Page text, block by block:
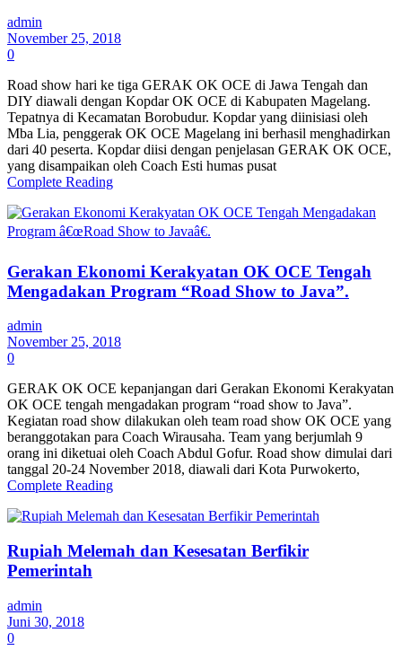
admin
November 25, 2018
0
Road show hari ke tiga GERAK OK OCE di Jawa Tengah dan
DIY diawali dengan Kopdar OK OCE di Kabupaten Magelang.
Tepatnya di Kecamatan Borobudur. Kopdar yang diinisiasi oleh
Mba Lia, penggerak OK OCE Magelang ini berhasil menghadirkan
dari 40 peserta. Kopdar diisi dengan penjelasan GERAK OK OCE,
yang disampaikan oleh Coach Esti humas pusat
Complete Reading
Gerakan Ekonomi Kerakyatan OK OCE Tengah
Mengadakan Program “Road Show to Java”.
admin
November 25, 2018
0
GERAK OK OCE kepanjangan dari Gerakan Ekonomi Kerakyatan
OK OCE tengah mengadakan program “road show to Java”.
Kegiatan road show dilakukan oleh team road show OK OCE yang
beranggotakan para Coach Wirausaha. Team yang berjumlah 9
orang ini diketuai oleh Coach Abdul Gofur. Road show dimulai dari
tanggal 20-24 November 2018, diawali dari Kota Purwokerto,
Complete Reading
Rupiah Melemah dan Kesesatan Berfikir
Pemerintah
admin
Juni 30, 2018
0